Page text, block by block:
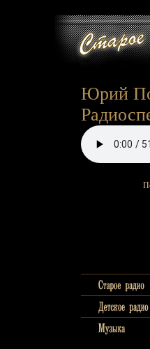
Юрий